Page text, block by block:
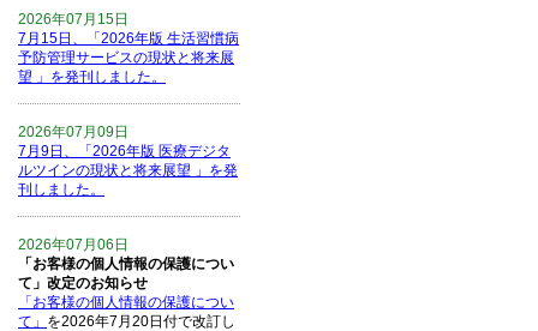
2026年07月15日
7月15日、「2026年版 生活習慣病
予防管理サービスの現状と将来展
望 」を発刊しました。
2026年07月09日
7月9日、「2026年版 医療デジタ
ルツインの現状と将来展望 」を発
刊しました。
2026年07月06日
「お客様の個人情報の保護につい
て」改定のお知らせ
「お客様の個人情報の保護につい
て」 を2026年7月20日付で改訂し